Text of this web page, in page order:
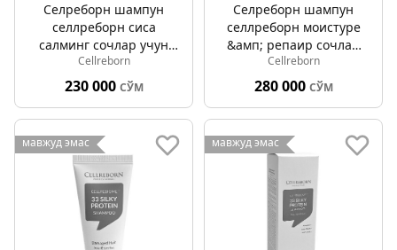
Селреборн шампун
cеллреборн cиcа
cалминг сочлар учун
тинчлантирувчи 430мл
Cellreborn
230 000 СЎМ
Селреборн шампун
cеллреборн моистуре
&амп; репаир сочлар
учун намловчи 1000мл
Cellreborn
280 000 СЎМ
мавжуд эмас мавжуд эмас